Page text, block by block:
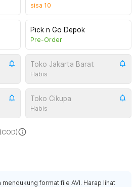
sisa 10
Pick n Go Depok
Pre-Order
Toko Jakarta Barat
Habis
Toko Cikupa
Habis
format file AVI. Harap lihat